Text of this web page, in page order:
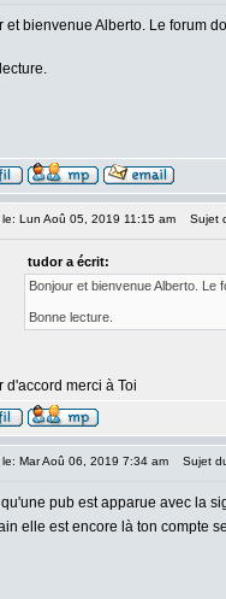
et bienvenue Alberto. Le forum
Lun Aoû 05, 2019 11:15 am Sujet
tudor a écrit:
Bonjour et bienvenue Alberto. Le
Bonne lecture.
d'accord merci à Toi
Mar Aoû 06, 2019 7:34 am Sujet
pub est apparue avec la
elle est encore là ton compte